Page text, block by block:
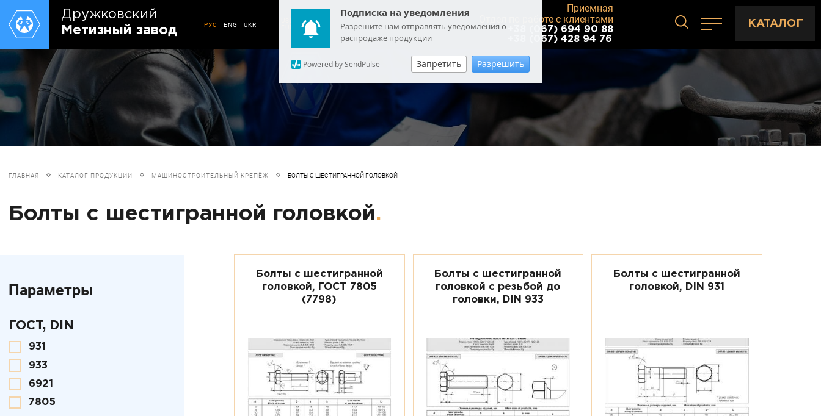
Подписка на уведомления
Разрешите нам отправлять уведомления о
распродаже продукции
Запретить Разрешить
Powered by SendPulse
Дружковский
Метизный завод
РУС ENG UKR
: 44.6895
: 51.6253
Приемная
Отдел по работе с клиентами
+38 (067) 694 90 88
+38 (067) 428 94 76
КАТАЛОГ
ГЛАВНАЯ КАТАЛОГ ПРОДУКЦИИ МАШИНОСТРОИТЕЛЬНЫЙ КРЕПЁЖ БОЛТЫ С ШЕСТИГРАННОЙ ГОЛОВКОЙ
Болты с шестигранной головкой.
Параметры
ГОСТ, DIN
931
933
6921
7805
Болты с шестигранной
головкой, ГОСТ 7805
(7798)
Болты с шестигранной
головкой с резьбой до
головки, DIN 933
Болты с шестигранной
головкой, DIN 931